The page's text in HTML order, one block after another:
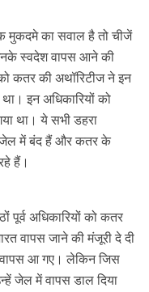
मुकदमे का सवाल है तो चीजें
स्वदेश वापस आने की
कतर की अथॉरिटीज ने इन
था। इन अधिकारियों को
था। ये सभी डहरा
में बंद हैं और कतर के
हैं।
अधिकारियों को कतर
वापस जाने की मंजूरी दे दी
वापस आ गए। लेकिन जिस
जेल में वापस डाल दिया